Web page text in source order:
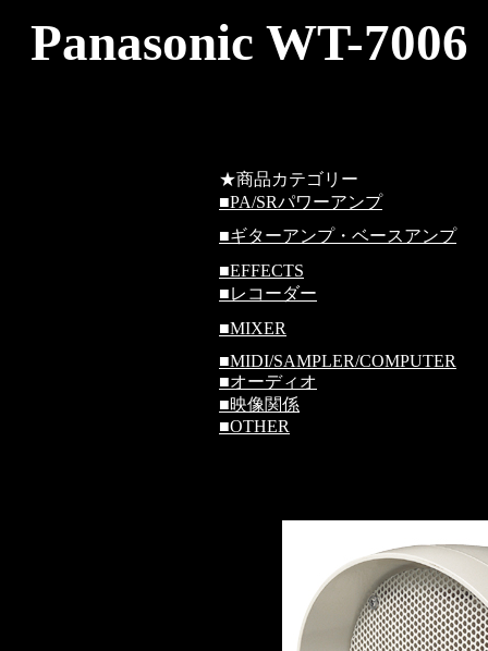
Panasonic WT-
★商品カテゴリー
■PA/SRパワーアンプ
■ギターアンプ・ベースアンプ
■EFFECTS
■レコーダー
■MIXER
■MIDI/SAMPLER/COMPUTER
■オーディオ
■映像関係
■OTHER